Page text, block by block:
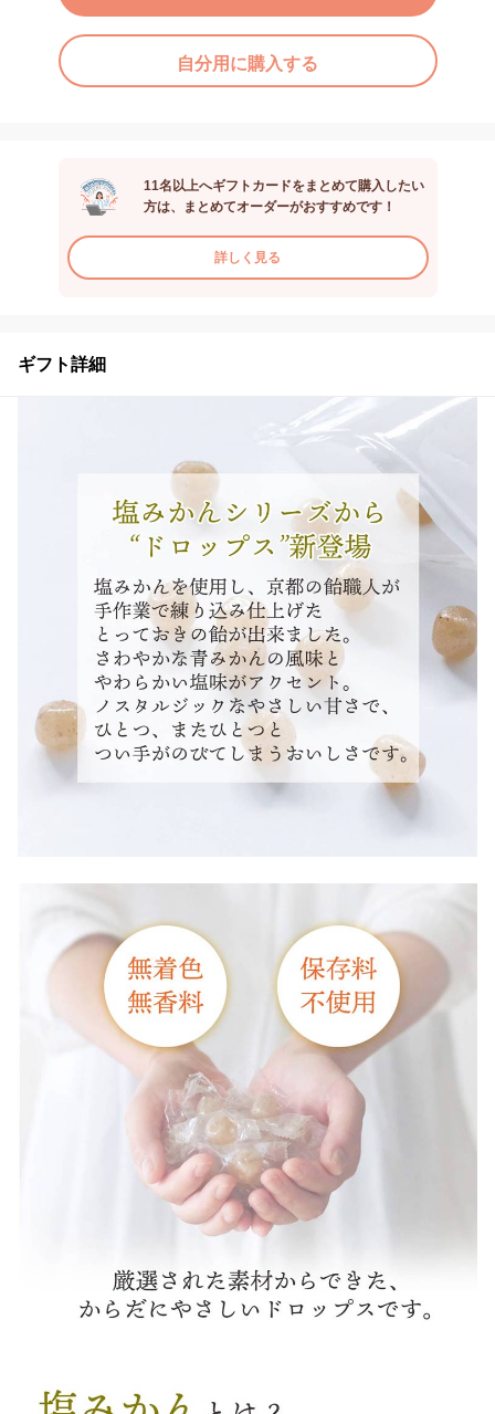
自分用に購入する
11名以上へギフトカードをまとめて購入したい
方は、まとめてオーダーがおすすめです！
詳しく見る
ギフト詳細